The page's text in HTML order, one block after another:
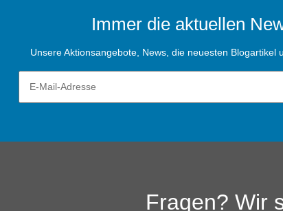
Immer die aktuellen
Unsere Aktionsangebote, News, die neuesten
Fragen? Wir